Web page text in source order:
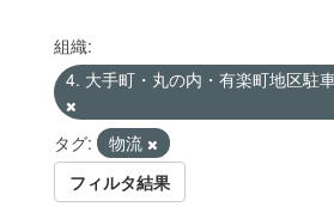
組織:
4. 大手町・丸の内・有楽町地区駐
タグ:
物流
フィルタ結果